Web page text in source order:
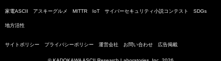
家電ASCII アスキーグルメ MITTR IoT サイバーセキュリティ小説コンテスト SDGs
地方活性
サイトポリシー プライバシーポリシー 運営会社 お問い合わせ 広告掲載